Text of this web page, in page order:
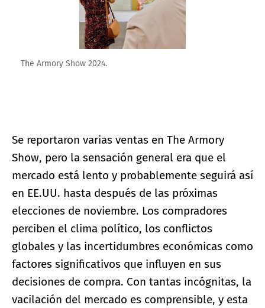
The Armory Show 2024.
Se reportaron varias ventas en The Armory
Show, pero la sensación general era que el
mercado está lento y probablemente seguirá así
en EE.UU. hasta después de las próximas
elecciones de noviembre. Los compradores
perciben el clima político, los conflictos
globales y las incertidumbres económicas como
factores significativos que influyen en sus
decisiones de compra. Con tantas incógnitas, la
vacilación del mercado es comprensible, y esta